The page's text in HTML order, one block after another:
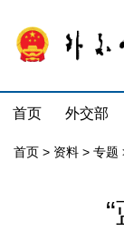
首页 外交部
首页 > 资料 > 专题